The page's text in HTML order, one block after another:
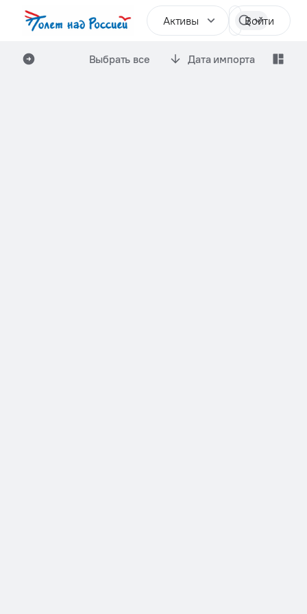
Активы Войти
Выбрать все Дата импорта